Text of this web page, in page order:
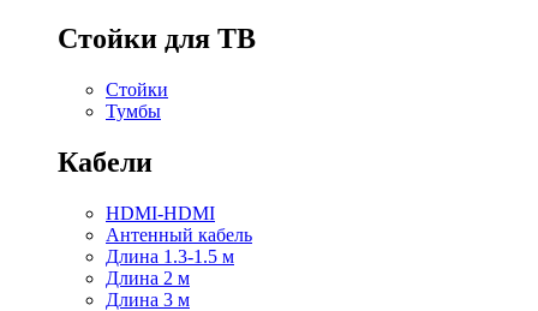
Стойки для ТВ
Стойки
Тумбы
Кабели
HDMI-HDMI
Антенный кабель
Длина 1.3-1.5 м
Длина 2 м
Длина 3 м